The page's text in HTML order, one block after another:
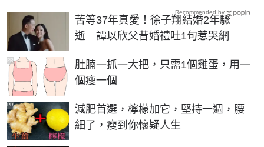
苦等37年真愛！徐子翔結婚2年驟
逝 譚以欣父昔婚禮吐1句惹哭網
肚腩一抓一大把，只需1個雞蛋，用一
個瘦一個
PR
減肥首選，檸檬加它，堅持一週，腰
細了，瘦到你懷疑人生
PR
Recommended by